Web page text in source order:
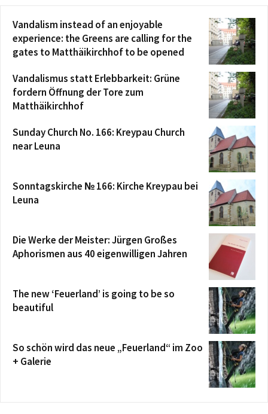
Vandalism instead of an enjoyable
experience: the Greens are calling for the
gates to Matthäikirchhof to be opened
Vandalismus statt Erlebbarkeit: Grüne
fordern Öffnung der Tore zum
Matthäikirchhof
Sunday Church No. 166: Kreypau Church
near Leuna
Sonntagskirche № 166: Kirche Kreypau bei
Leuna
Die Werke der Meister: Jürgen Großes
Aphorismen aus 40 eigenwilligen Jahren
The new ‘Feuerland’ is going to be so
beautiful
So schön wird das neue „Feuerland“ im Zoo
+ Galerie